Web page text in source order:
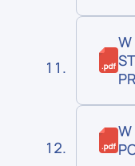
W
W